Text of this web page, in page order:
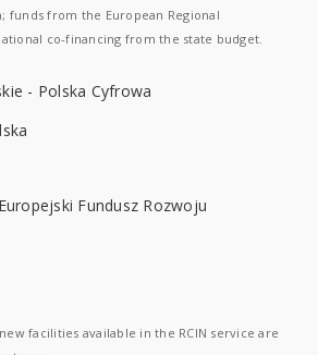
funds from the European Regional
co-financing from the state budget.
facilities available in the RCIN service are